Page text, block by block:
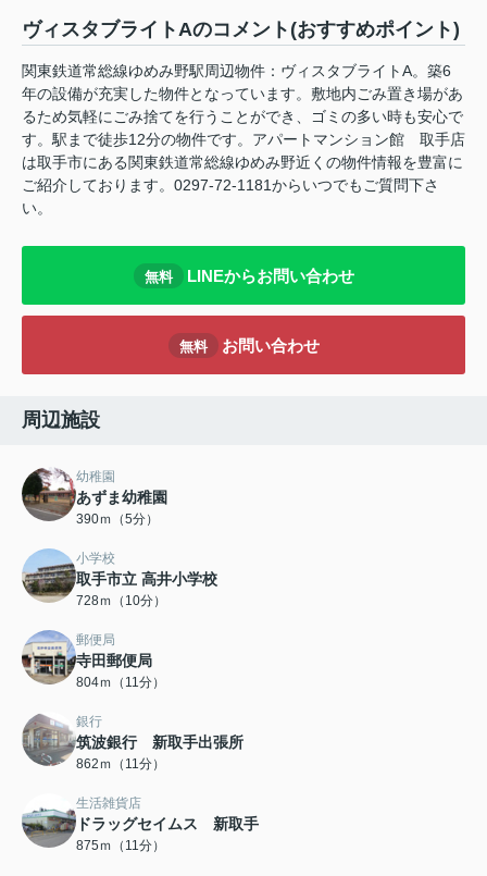
ヴィスタブライトAのコメント(おすすめポイント)
関東鉄道常総線ゆめみ野駅周辺物件：ヴィスタブライトA。築6
年の設備が充実した物件となっています。敷地内ごみ置き場があ
るため気軽にごみ捨てを行うことができ、ゴミの多い時も安心で
す。駅まで徒歩12分の物件です。アパートマンション館 取手店
は取手市にある関東鉄道常総線ゆめみ野近くの物件情報を豊富に
ご紹介しております。0297-72-1181からいつでもご質問下さ
い。
無料 LINEからお問い合わせ
無料 お問い合わせ
周辺施設
幼稚園
あずま幼稚園
390ｍ（5分）
小学校
取手市立 高井小学校
728ｍ（10分）
郵便局
寺田郵便局
804ｍ（11分）
銀行
筑波銀行 新取手出張所
862ｍ（11分）
生活雑貨店
ドラッグセイムス 新取手
875ｍ（11分）